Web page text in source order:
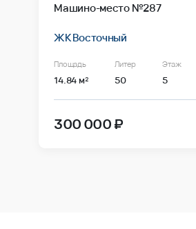
Машино-место №287
ЖК Восточный
Площадь
14.84 м²
Литер
50
Этаж
5
300 000 ₽